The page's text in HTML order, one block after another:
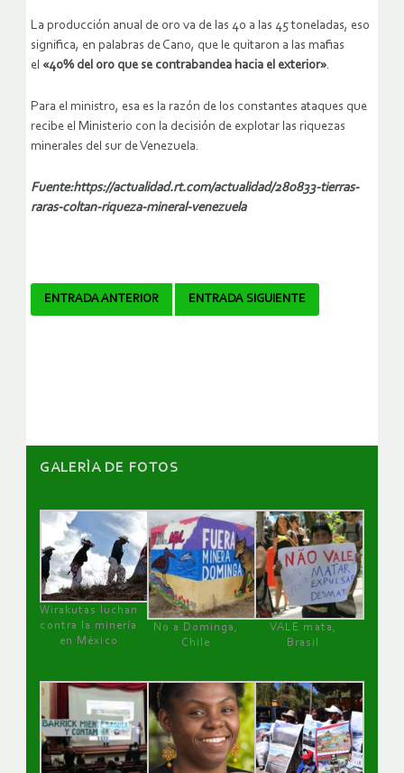
La producción anual de oro va de las 40 a las 45 toneladas, eso
significa, en palabras de Cano, que le quitaron a las mafias
el «40% del oro que se contrabandea hacia el exterior».
Para el ministro, esa es la razón de los constantes ataques que
recibe el Ministerio con la decisión de explotar las riquezas
minerales del sur de Venezuela.
Fuente:https://actualidad.rt.com/actualidad/280833-tierras-
raras-coltan-riqueza-mineral-venezuela
Navegador
ENTRADA ANTERIOR ENTRADA SIGUIENTE
GALERÌA DE FOTOS
Wirakutas luchan
contra la minería
en México
No a Dominga,
Chile
VALE mata,
Brasil